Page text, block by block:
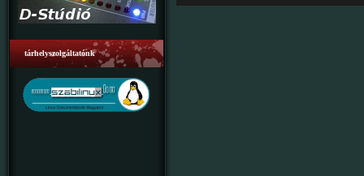
tárhelyszolgáltatónk